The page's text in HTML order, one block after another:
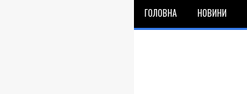
ГОЛОВНА НОВИНИ